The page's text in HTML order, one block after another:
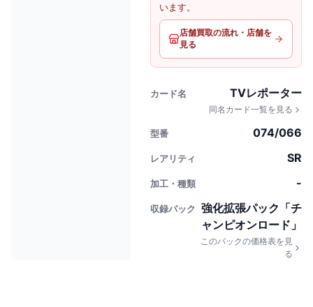
います。
店舗買取の流れ・店舗を
見る
カード名 TVレポーター
同名カード一覧を見る
型番 074/066
レアリティ SR
加工・種類 -
収録パック
強化拡張パック「チ
ャンピオンロード」
このパックの価格表を見
る